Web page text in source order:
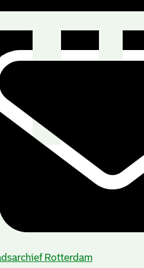
Rotterdam